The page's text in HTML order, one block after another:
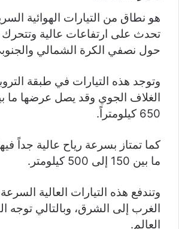
هو نطاق من التيارات الهوائية
تحدث على ارتفاعات عالية
حول نصفي الكرة الشمالي
وتوجد هذه التيارات في طبقة
650 كيلومتراً.
كما تمتاز بسرعة رياح عالية جداً
ما بين 150 إلى 500 كيلومتر.
وتندفع هذه التيارات العالية
الغرب إلى الشرق، وبالتالي
العالم.